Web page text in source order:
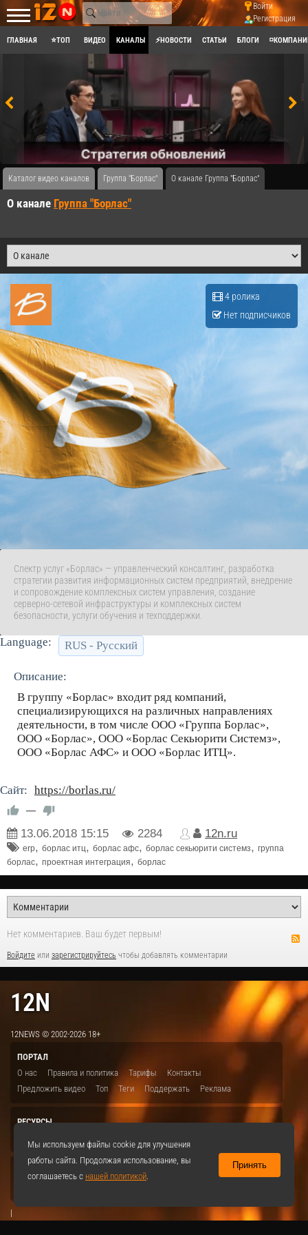
Войти
Регистрация
ГЛАВНАЯ ⭐ТОП ВИДЕО КАНАЛЫ ⚡НОВОСТИ СТАТЬИ БЛОГИ
Каталог видео каналов Группа "Борлас" О канале Группа "Борлас"
О канале Группа "Борлас"
4 ролика
Нет подписчиков
Спектр услуг «Борлас» — управленческий консалтинг, разработка
стратегии развития информационных систем предприятий, внедрение
и сопровождение комплексных систем управления, создание
серверно-сетевой инфраструктуры и комплексных систем
безопасности, услуги обучения и техподдержки.
Language: RUS - Русский
Описание:
В группу «Борлас» входит ряд компаний,
специализирующихся на различных направлениях
деятельности, в том числе ООО «Группа Борлас»,
ООО «Борлас», ООО «Борлас Секьюрити Системз»,
ООО «Борлас АФС» и ООО «Борлас ИТЦ».
Сайт: https://borlas.ru/
—
13.06.2018 15:15 2284 12n.ru
erp, борлас итц, борлас афс, борлас секьюрити системз, группа
борлас, проектная интеграция, борлас
Нет комментариев. Ваш будет первым!
Войдите или зарегистрируйтесь чтобы добавлять комментарии
12N
12NEWS © 2002-2026 18+
ПОРТАЛ
О нас
Правила и политика Тарифы
Контакты
Предложить видео
Топ Теги Поддержать Реклама
РЕСУРСЫ
|
Мы используем файлы cookie для улучшения
работы сайта. Продолжая использование, вы
соглашаетесь с нашей политикой.
Принять